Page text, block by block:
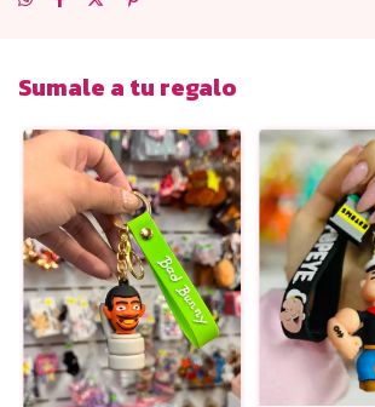
Sumale a tu regalo